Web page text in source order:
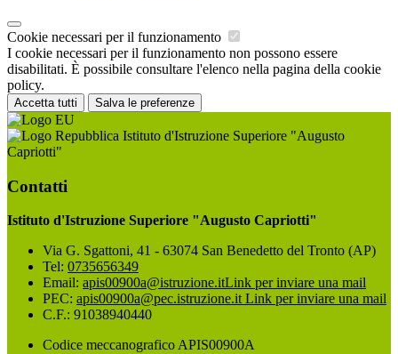
Cookie necessari per il funzionamento
I cookie necessari per il funzionamento non possono essere
disabilitati. È possibile consultare l'elenco nella pagina della cookie
policy.
Accetta tutti Salva le preferenze
Istituto d'Istruzione Superiore "Augusto
Capriotti"
Contatti
Istituto d'Istruzione Superiore "Augusto Capriotti"
Via G. Sgattoni, 41 - 63074 San Benedetto del Tronto (AP)
Tel: 0735656349
Email: apis00900a@istruzione.itLink per inviare una mail
PEC: apis00900a@pec.istruzione.it Link per inviare una mail
C.F.: 91038940440
Codice meccanografico APIS00900A